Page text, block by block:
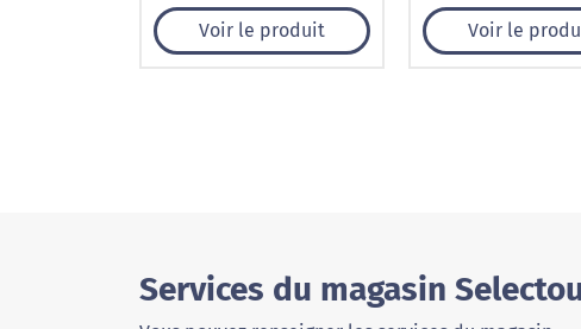
Voir le produit Voir le
Services du magasin